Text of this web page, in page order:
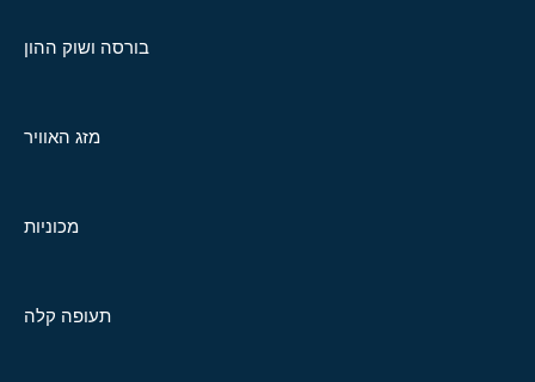
בורסה ושוק ההון
מזג האוויר
מכוניות
תעופה קלה